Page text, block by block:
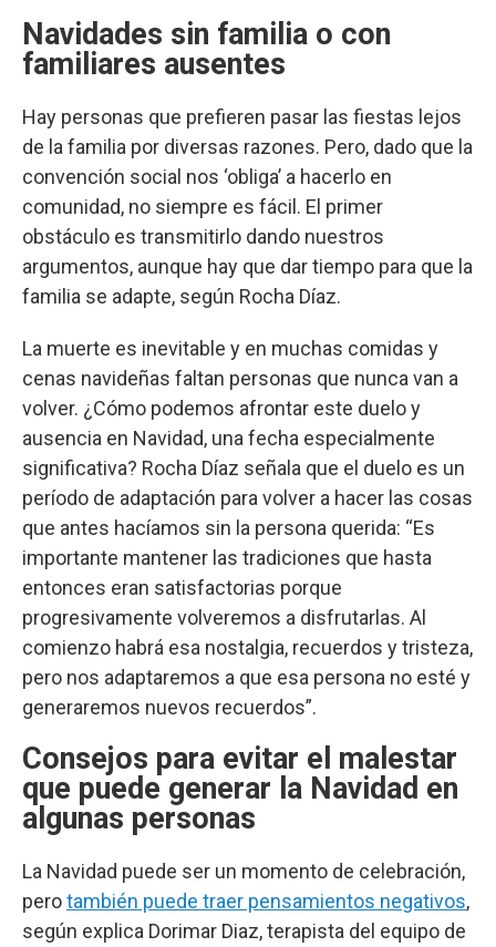
Navidades sin familia o con
familiares ausentes
Hay personas que prefieren pasar las fiestas lejos
de la familia por diversas razones. Pero, dado que la
convención social nos ‘obliga’ a hacerlo en
comunidad, no siempre es fácil. El primer
obstáculo es transmitirlo dando nuestros
argumentos, aunque hay que dar tiempo para que la
familia se adapte, según Rocha Díaz.
La muerte es inevitable y en muchas comidas y
cenas navideñas faltan personas que nunca van a
volver. ¿Cómo podemos afrontar este duelo y
ausencia en Navidad, una fecha especialmente
significativa? Rocha Díaz señala que el duelo es un
período de adaptación para volver a hacer las cosas
que antes hacíamos sin la persona querida: “Es
importante mantener las tradiciones que hasta
entonces eran satisfactorias porque
progresivamente volveremos a disfrutarlas. Al
comienzo habrá esa nostalgia, recuerdos y tristeza,
pero nos adaptaremos a que esa persona no esté y
generaremos nuevos recuerdos”.
Consejos para evitar el malestar
que puede generar la Navidad en
algunas personas
La Navidad puede ser un momento de celebración,
perotambién puede traer pensamientos negativos,
según explica Dorimar Diaz, terapista del equipo de